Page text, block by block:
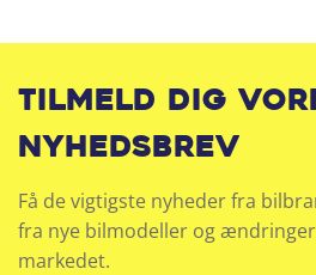
Tilmeld dig
nyhedsbrev
Få de vigtigste nyheder fra
fra nye bilmodeller og
markedet.